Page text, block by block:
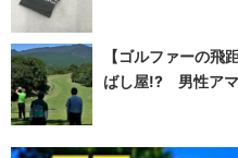
【ゴルファーの
ばし屋!? 男性ア